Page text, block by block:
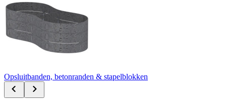
Opsluitbanden, betonranden & stapelblokken